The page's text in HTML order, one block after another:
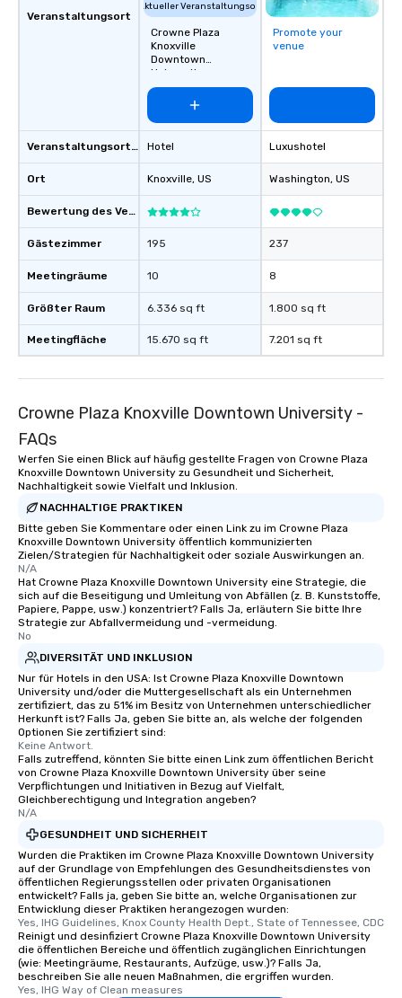
Veranstaltungsort
Veranstaltungsortstyp
Ort
Bewertung des Veranstaltungsortes
Gästezimmer
Meetingräume
Größter Raum
Meetingfläche
Aktueller Veranstaltungsort
Crowne Plaza
Knoxville
Downtown
University
Hotel
Knoxville, US
195
10
6.336 sq ft
15.670 sq ft
Promote your
venue
Luxushotel
Washington, US
237
8
1.800 sq ft
7.201 sq ft
Crowne Plaza Knoxville Downtown University -
FAQs
Werfen Sie einen Blick auf häufig gestellte Fragen von Crowne Plaza
Knoxville Downtown University zu Gesundheit und Sicherheit,
Nachhaltigkeit sowie Vielfalt und Inklusion.
NACHHALTIGE PRAKTIKEN
Bitte geben Sie Kommentare oder einen Link zu im Crowne Plaza
Knoxville Downtown University öffentlich kommunizierten
Zielen/Strategien für Nachhaltigkeit oder soziale Auswirkungen an.
N/A
Hat Crowne Plaza Knoxville Downtown University eine Strategie, die
sich auf die Beseitigung und Umleitung von Abfällen (z. B. Kunststoffe,
Papiere, Pappe, usw.) konzentriert? Falls Ja, erläutern Sie bitte Ihre
Strategie zur Abfallvermeidung und -vermeidung.
No
DIVERSITÄT UND INKLUSION
Nur für Hotels in den USA: Ist Crowne Plaza Knoxville Downtown
University und/oder die Muttergesellschaft als ein Unternehmen
zertifiziert, das zu 51% im Besitz von Unternehmen unterschiedlicher
Herkunft ist? Falls Ja, geben Sie bitte an, als welche der folgenden
Optionen Sie zertifiziert sind:
Keine Antwort.
Falls zutreffend, könnten Sie bitte einen Link zum öffentlichen Bericht
von Crowne Plaza Knoxville Downtown University über seine
Verpflichtungen und Initiativen in Bezug auf Vielfalt,
Gleichberechtigung und Integration angeben?
N/A
GESUNDHEIT UND SICHERHEIT
Wurden die Praktiken im Crowne Plaza Knoxville Downtown University
auf der Grundlage von Empfehlungen des Gesundheitsdienstes von
öffentlichen Regierungsstellen oder privaten Organisationen
entwickelt? Falls ja, geben Sie bitte an, welche Organisationen zur
Entwicklung dieser Praktiken herangezogen wurden:
Yes, IHG Guidelines, Knox County Health Dept., State of Tennessee, CDC
Reinigt und desinfiziert Crowne Plaza Knoxville Downtown University
die öffentlichen Bereiche und öffentlich zugänglichen Einrichtungen
(wie: Meetingräume, Restaurants, Aufzüge, usw.)? Falls Ja,
beschreiben Sie alle neuen Maßnahmen, die ergriffen wurden.
Yes, IHG Way of Clean measures